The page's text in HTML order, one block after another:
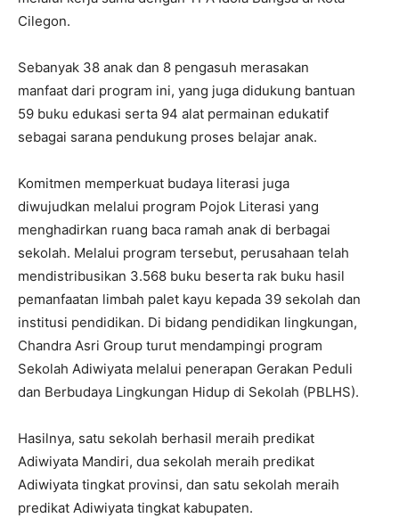
Cilegon.
Sebanyak 38 anak dan 8 pengasuh merasakan
manfaat dari program ini, yang juga didukung bantuan
59 buku edukasi serta 94 alat permainan edukatif
sebagai sarana pendukung proses belajar anak.
Komitmen memperkuat budaya literasi juga
diwujudkan melalui program Pojok Literasi yang
menghadirkan ruang baca ramah anak di berbagai
sekolah. Melalui program tersebut, perusahaan telah
mendistribusikan 3.568 buku beserta rak buku hasil
pemanfaatan limbah palet kayu kepada 39 sekolah dan
institusi pendidikan. Di bidang pendidikan lingkungan,
Chandra Asri Group turut mendampingi program
Sekolah Adiwiyata melalui penerapan Gerakan Peduli
dan Berbudaya Lingkungan Hidup di Sekolah (PBLHS).
Hasilnya, satu sekolah berhasil meraih predikat
Adiwiyata Mandiri, dua sekolah meraih predikat
Adiwiyata tingkat provinsi, dan satu sekolah meraih
predikat Adiwiyata tingkat kabupaten.